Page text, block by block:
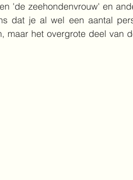
'de zeehondenvrouw' en
dat je al wel een aantal
maar het overgrote deel van